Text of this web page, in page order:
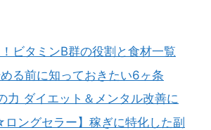
ビタミンB群の役割と食材一覧
る前に知っておきたい6ヶ条
力 ダイエット＆メンタル改善に
ロングセラー】稼ぎに特化した副